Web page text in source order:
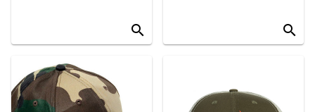
search search